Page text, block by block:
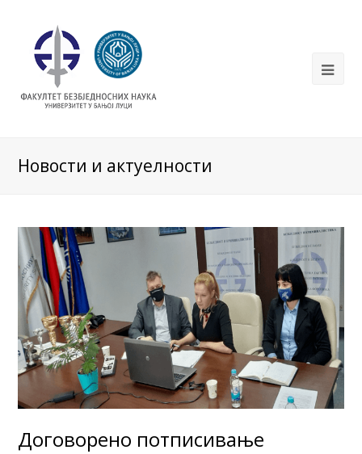
Новости и актуелности
Договорено потписивање